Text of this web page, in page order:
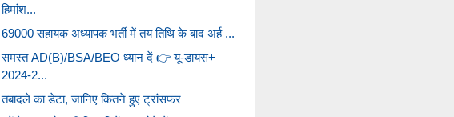
हिमांश...
69000 सहायक अध्यापक भर्ती में तय तिथि के बाद अर्ह ...
समस्‍त AD(B)/BSA/BEO ध्यान दें 👉 यू-डायस+
2024-2...
तबादले का डेटा, जानिए कितने हुए ट्रांसफर